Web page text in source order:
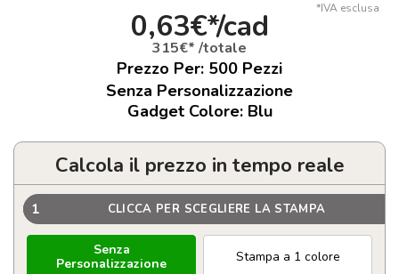
*IVA esclusa
0,63€*/cad
315€* /totale
Prezzo Per: 500 Pezzi
Senza Personalizzazione
Gadget Colore: Blu
Calcola il prezzo in tempo reale
1 CLICCA PER SCEGLIERE LA STAMPA
Senza
Personalizzazione
Stampa a 1 colore